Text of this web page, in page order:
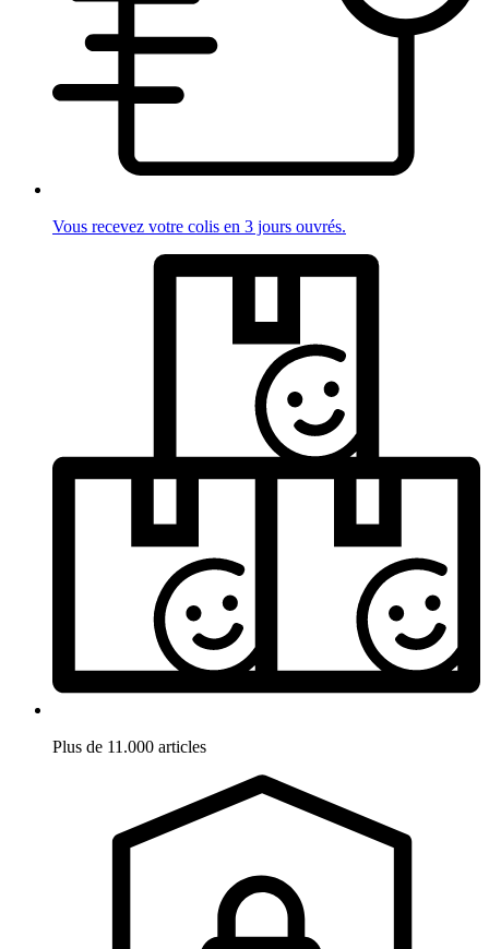
Vous recevez votre colis en 3 jours ouvrés.
Plus de 11.000 articles